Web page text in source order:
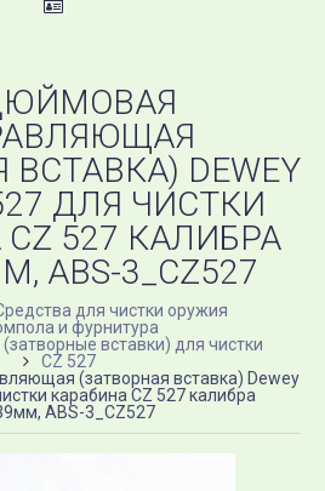
DEWEY
ДЛЯ ЧИСТКИ
527 КАЛИБРА
ABS-3_CZ527
для чистки оружия
и фурнитура
вставки) для чистки
CZ 527
(затворная вставка) Dewey
карабина CZ 527 калибра
ABS-3_CZ527